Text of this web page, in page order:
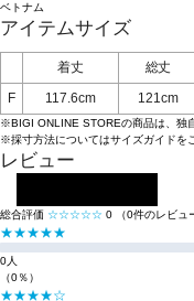
ベトナム
アイテムサイズ
着丈 総丈
F
117.6cm 121cm
※BIGI ONLINE STOREの商品は、独
※採寸方法についてはサイズガイドを
レビュー
総合評価 ☆☆☆☆☆ 0 （0件のレビュ
★★★★★
0人
（0％）
★★★★☆